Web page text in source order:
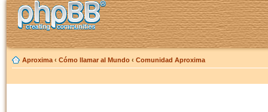
Aproxima ‹ Cómo llamar al Mundo ‹ Comunidad Aproxima